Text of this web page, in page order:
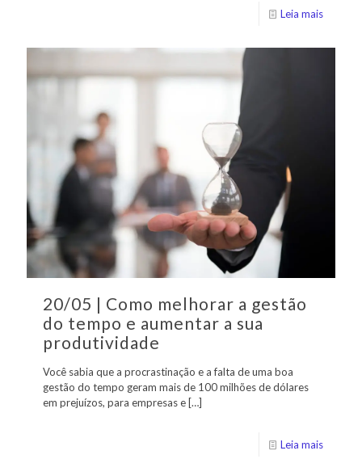
Leia mais
20/05 | Como melhorar a gestão
do tempo e aumentar a sua
produtividade
Você sabia que a procrastinação e a falta de uma boa
gestão do tempo geram mais de 100 milhões de dólares
em prejuízos, para empresas e […]
Leia mais